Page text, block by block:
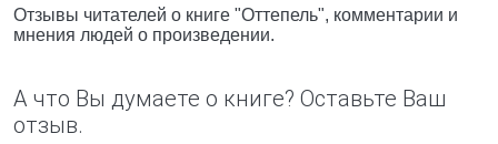
Отзывы читателей о книге "Оттепель", комментарии и
мнения людей о произведении.
А что Вы думаете о книге? Оставьте Ваш
отзыв.